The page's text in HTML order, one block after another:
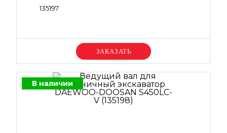
135197
Уточняйте цену
В наличии